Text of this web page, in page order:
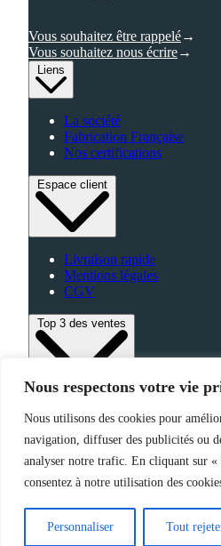
Nous respectons votre vie
Nous utilisons des cookies pour
navigation, diffuser des publicités ou
analyser notre trafic. En cliquant sur «
consentez à notre utilisation des
Personnaliser Tout
Liens
La société
Fabrication Française
Nos certifications
Espace client
Livraison rapide
Mentions légales
CGV
Top 3 des ventes
High-Tech
Fabriqué en France
Vous souhaitez être rappelé
Vous souhaitez nous écrire
©2025 Jemapub – Tous